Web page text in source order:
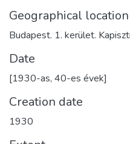
Geographical location
Budapest. 1. kerület.
Date
[1930-as, 40-es évek]
Creation date
1930